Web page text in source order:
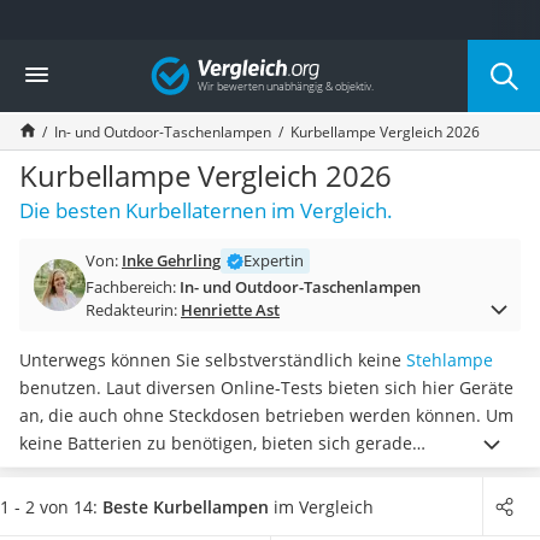
Die beliebtesten Vergleiche nach Kategorie
Freizeit & Sport
Gartentrampolin
Trampolin
Metalldetektor
Eufab-Fahrradträger
Trampolin 366 cm
Aluminium-Koffer
Futterboot
E-Bike-Dreirad
Trekkingschuhe Herren
Reisetasche mit Rollen
Klimmzugstation
Koffer
Nachtsichtgerät
Vergleich
In- und Outdoor-Taschenlampen Kurbellampe Vergleich 2026
Kurbellampe Vergleich 2026
Die besten Kurbellaternen im Vergleich.
Von: Inke Gehrling
Expertin
Fachbereich: In- und Outdoor-Taschenlampen
Redakteurin: Henriette Ast
Unterwegs können Sie selbstverständlich keine Stehlampe
benutzen. Laut diversen Online-Tests bieten sich hier Geräte
an, die auch ohne Steckdosen betrieben werden können. Um
keine Batterien zu benötigen, bieten sich gerade
Kurbellampen an. Diese funktionierenvöllig ohne Strom,
denn Sie müssen lediglich die Kurbel an der Lampe drehen,
1 - 2 von 14: Beste Kurbellampen im Vergleich